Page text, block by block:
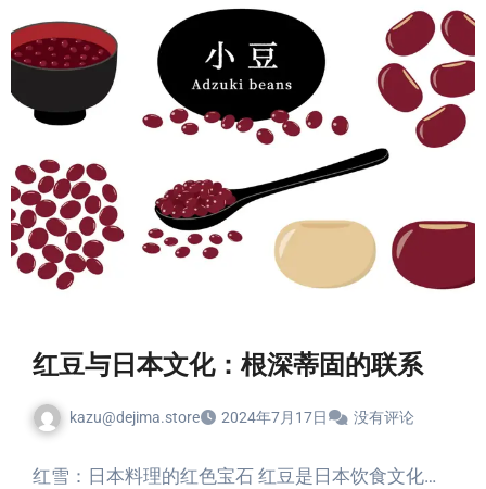
红豆与日本文化：根深蒂固的联系
kazu@dejima.store 2024年7月17日 没有评论
红雪：日本料理的红色宝石 红豆是日本饮食文化…